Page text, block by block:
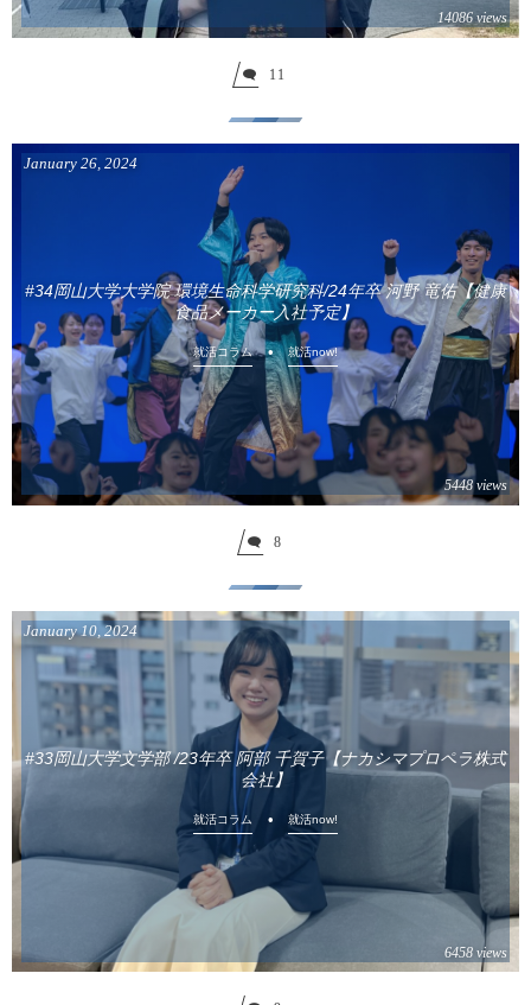
14086 views
11
#34岡山大学大学院 環境生命科学研究科/24年卒 河野 竜佑【健康
食品メーカー入社予定】
January 26 2024
就活コラム 就活now!
5448 views
8
#33岡山大学文学部 /23年卒 阿部 千賀子【ナカシマプロペラ株式
会社】
January 10 ,2024
就活コラム 就活now!
6458 views